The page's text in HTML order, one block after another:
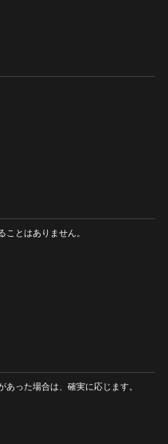
とはありません。
った場合は、確実に応じます。